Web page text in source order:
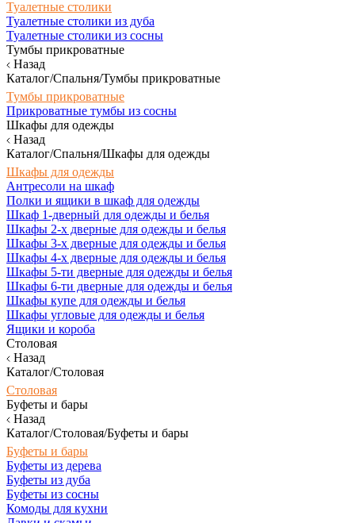
Туалетные столики
Туалетные столики из дуба
Туалетные столики из сосны
Тумбы прикроватные
Назад
Каталог/Спальня/Тумбы прикроватные
Тумбы прикроватные
Прикроватные тумбы из сосны
Шкафы для одежды
Назад
Каталог/Спальня/Шкафы для одежды
Шкафы для одежды
Антресоли на шкаф
Полки и ящики в шкаф для одежды
Шкаф 1-дверный для одежды и белья
Шкафы 2-х дверные для одежды и белья
Шкафы 3-х дверные для одежды и белья
Шкафы 4-х дверные для одежды и белья
Шкафы 5-ти дверные для одежды и белья
Шкафы 6-ти дверные для одежды и белья
Шкафы купе для одежды и белья
Шкафы угловые для одежды и белья
Ящики и короба
Столовая
Назад
Каталог/Столовая
Столовая
Буфеты и бары
Назад
Каталог/Столовая/Буфеты и бары
Буфеты и бары
Буфеты из дерева
Буфеты из дуба
Буфеты из сосны
Комоды для кухни